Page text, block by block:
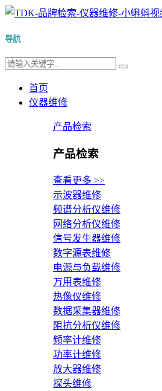
导航
首页
仪器维修
产品检索
产品检索
查看更多 >>
示波器维修
频谱分析仪维修
网络分析仪维修
信号发生器维修
数字源表维修
电源与负载维修
万用表维修
热像仪维修
数据采集器维修
阻抗分析仪维修
频率计维修
功率计维修
放大器维修
探头维修